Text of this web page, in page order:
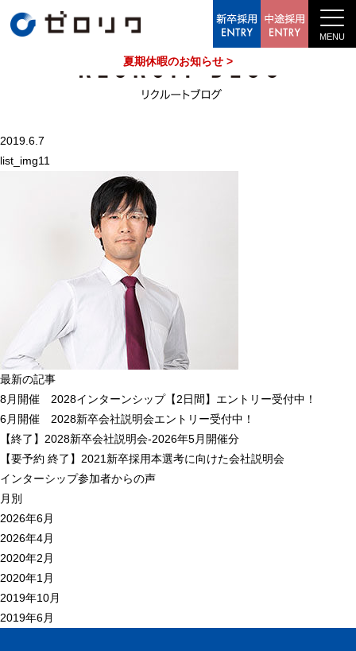
中途採用情報
夏期休暇のお知らせ >
2019.6.7
list_img11
最新の記事
8月開催 2028インターンシップ【2日間】エントリー受付中！
6月開催 2028新卒会社説明会エントリー受付中！
【終了】2028新卒会社説明会-2026年5月開催分
【要予約 終了】2021新卒採用本選考に向けた会社説明会
インターシップ参加者からの声
月別
2026年6月
2026年4月
2020年2月
2020年1月
2019年10月
2019年6月